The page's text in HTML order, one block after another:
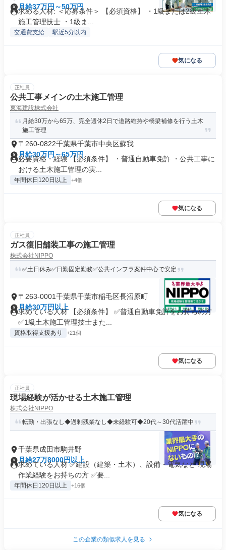
月給37万円～50万円
求める人材: ＜応募条件＞ 【必須資格】 ・1級または2級土木
施工管理技士 ・1級ま...
交通費支給 駅近5分以内
気になる
正社員
公共工事メインの土木施工管理
東海建設株式会社
月給30万から65万、完全週休2日で道路維持や橋梁補修を行う土木
施工管理
〒260-0822千葉県千葉市中央区蘇我
月給30万円～65万円
必要資格・経験 【必須条件】 ・普通自動車免許 ・公共工事に
おける土木施工管理の実...
年間休日120日以上 +4個
気になる
正社員
ガス復旧舗装工事の施工管理
株式会社NIPPO
✅土日休み✅日勤固定勤務✅公共インフラ案件中心で安定
〒263-0001千葉県千葉市稲毛区長沼原町
月給30万円以上
求めている人材 【必須条件】 ✅普通自動車免許をお持ちの方
✅1級土木施工管理技士また...
資格取得支援あり +21個
気になる
正社員
現場経験が活かせる土木施工管理
株式会社NIPPO
転勤・出張なし◆過剰残業なし◆未経験可◆20代～30代活躍中
千葉県成田市駒井野
月給27万8000円以上
求めている人材 ✅建設（建築・土木）、設備・電気など 現場
作業経験をお持ちの方 ✅要...
年間休日120日以上 +16個
気になる
この企業の類似求人を見る